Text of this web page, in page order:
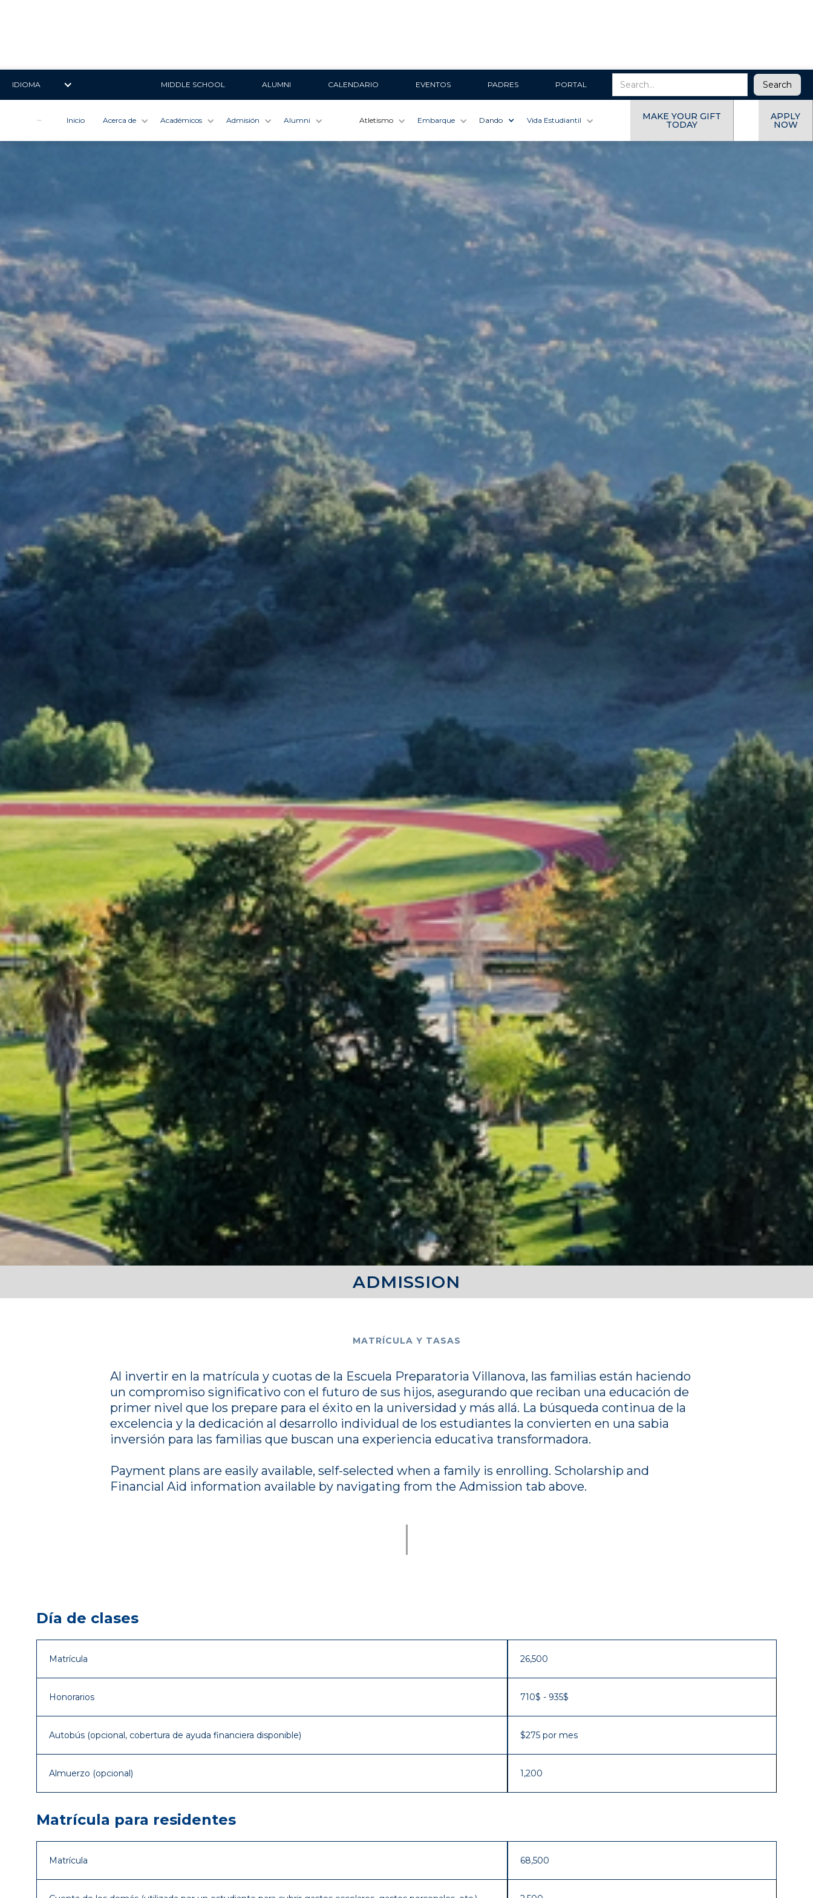
IDIOMA MIDDLE SCHOOL ALUMNI CALENDARIO EVENTOS PADRES PORTAL
Inicio Acerca de Académicos Admisión Alumni Atletismo Embarque Dando Vida Estudiantil MAKE YOUR GIFT
TODAY
APPLY
NOW
ADMISSION
MATRÍCULA Y TASAS
Al invertir en la matrícula y cuotas de la Escuela Preparatoria Villanova, las familias están haciendo
un compromiso significativo con el futuro de sus hijos, asegurando que reciban una educación de
primer nivel que los prepare para el éxito en la universidad y más allá. La búsqueda continua de la
excelencia y la dedicación al desarrollo individual de los estudiantes la convierten en una sabia
inversión para las familias que buscan una experiencia educativa transformadora.
Payment plans are easily available, self-selected when a family is enrolling. Scholarship and
Financial Aid information available by navigating from the Admission tab above.
Día de clases
Matrícula 26,500
Honorarios 710$ - 935$
Autobús (opcional, cobertura de ayuda financiera disponible) $275 por mes
Almuerzo (opcional) 1,200
Matrícula para residentes
Matrícula 68,500